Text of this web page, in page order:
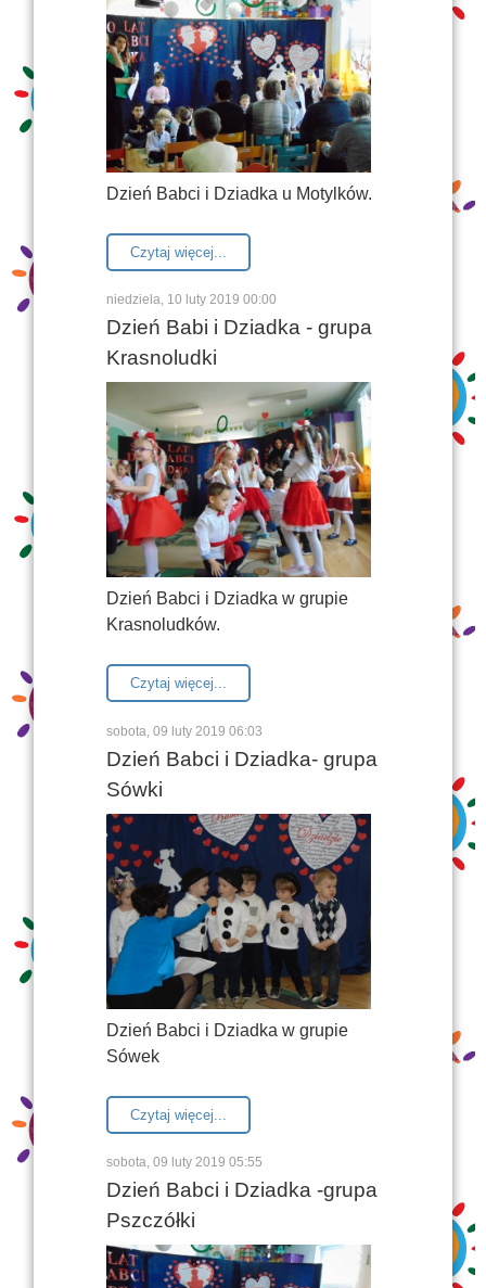
Dzień Babci i Dziadka u Motylków.
Czytaj więcej...
niedziela, 10 luty 2019 00:00
Dzień Babi i Dziadka - grupa
Krasnoludki
Dzień Babci i Dziadka w grupie
Krasnoludków.
Czytaj więcej...
sobota, 09 luty 2019 06:03
Dzień Babci i Dziadka- grupa
Sówki
Dzień Babci i Dziadka w grupie
Sówek
Czytaj więcej...
sobota, 09 luty 2019 05:55
Dzień Babci i Dziadka -grupa
Pszczółki